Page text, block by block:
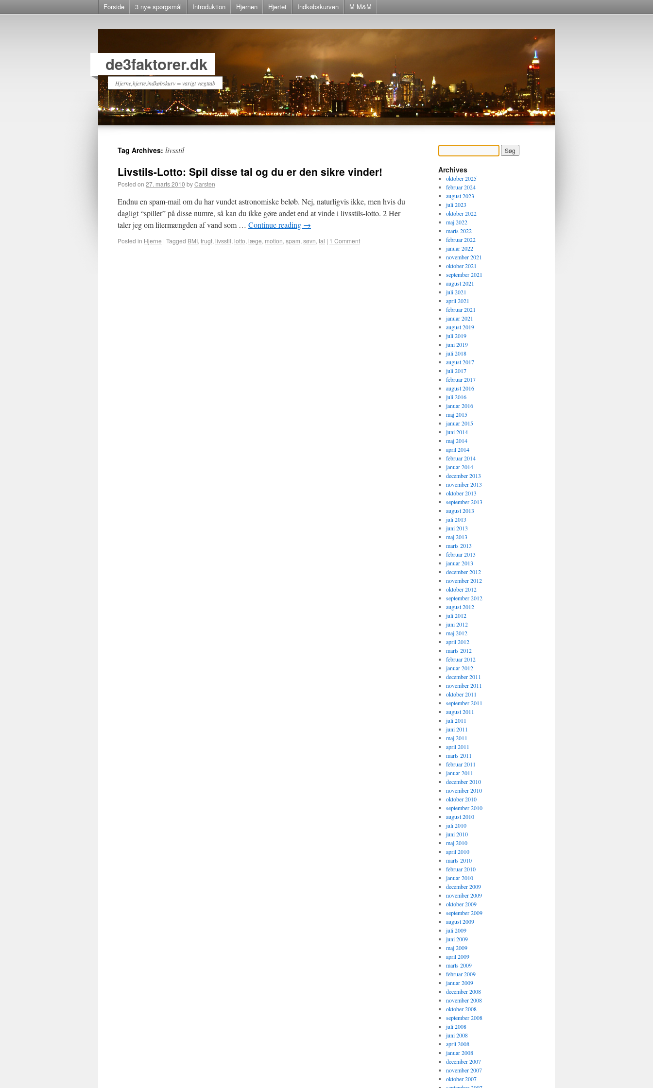
Forside 3 nye spørgsmål Introduktion Hjernen Hjertet Indkøbskurven M M&M
de3faktorer.dk
Hjerne,hjerte,indkøbskurv = varigt vægttab
Tag Archives: livsstil
Livstils-Lotto: Spil disse tal og du er den sikre vinder!
Posted on 27. marts 2010 byCarsten
Endnu en spam-mail om du har vundet astronomiske beløb. Nej, naturligvis ikke, men hvis du
dagligt “spiller” på disse numre, så kan du ikke gøre andet end at vinde i livsstils-lotto. 2 Her
taler jeg om litermængden af vand som … Continue reading →
Posted in Hjerne | Tagged BMI, frugt, livsstil, lotto, læge, motion, spam, søvn, tal | 1 Comment
Archives
oktober 2025
februar 2024
august 2023
juli 2023
oktober 2022
maj 2022
marts 2022
februar 2022
januar 2022
november 2021
oktober 2021
september 2021
august 2021
juli 2021
april 2021
februar 2021
januar 2021
august 2019
juli 2019
juni 2019
juli 2018
august 2017
juli 2017
februar 2017
august 2016
juli 2016
januar 2016
maj 2015
januar 2015
juni 2014
maj 2014
april 2014
februar 2014
januar 2014
december 2013
november 2013
oktober 2013
september 2013
august 2013
juli 2013
juni 2013
maj 2013
marts 2013
februar 2013
januar 2013
december 2012
november 2012
oktober 2012
september 2012
august 2012
juli 2012
juni 2012
maj 2012
april 2012
marts 2012
februar 2012
januar 2012
december 2011
november 2011
oktober 2011
september 2011
august 2011
juli 2011
juni 2011
maj 2011
april 2011
marts 2011
februar 2011
januar 2011
december 2010
november 2010
oktober 2010
september 2010
august 2010
juli 2010
juni 2010
maj 2010
april 2010
marts 2010
februar 2010
januar 2010
december 2009
november 2009
oktober 2009
september 2009
august 2009
juli 2009
juni 2009
maj 2009
april 2009
marts 2009
februar 2009
januar 2009
december 2008
november 2008
oktober 2008
september 2008
juli 2008
juni 2008
april 2008
januar 2008
december 2007
november 2007
oktober 2007